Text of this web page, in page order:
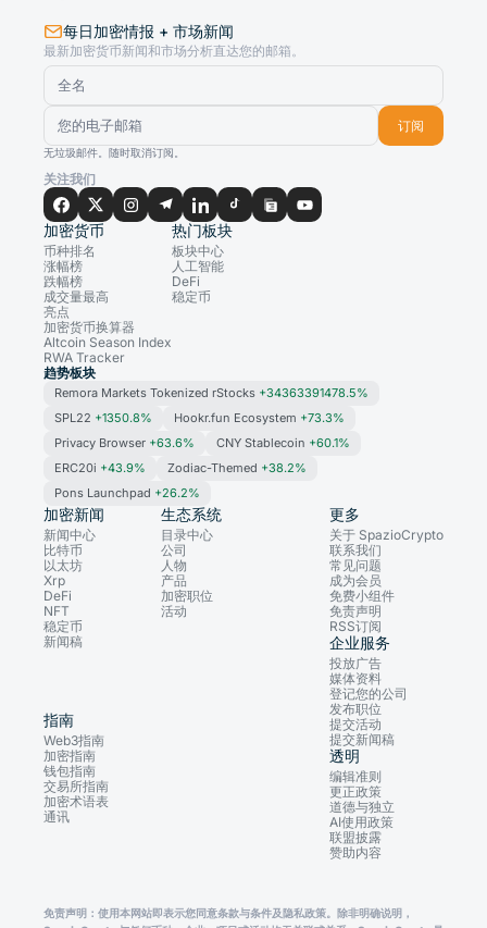
每日加密情报 + 市场新闻
最新加密货币新闻和市场分析直达您的邮箱。
订阅
无垃圾邮件。随时取消订阅。
关注我们
加密货币
币种排名
涨幅榜
跌幅榜
成交量最高
亮点
加密货币换算器
Altcoin Season Index
RWA Tracker
热门板块
板块中心
人工智能
DeFi
稳定币
趋势板块
Remora Markets Tokenized rStocks +34363391478.5%
SPL22 +1350.8% Hookr.fun Ecosystem +73.3%
Privacy Browser +63.6% CNY Stablecoin +60.1%
ERC20i +43.9% Zodiac-Themed +38.2%
Pons Launchpad +26.2%
加密新闻
新闻中心
比特币
以太坊
Xrp
DeFi
NFT
稳定币
新闻稿
生态系统
目录中心
公司
人物
产品
加密职位
活动
指南
Web3指南
加密指南
钱包指南
交易所指南
加密术语表
通讯
更多
关于 SpazioCrypto
联系我们
常见问题
成为会员
免费小组件
免责声明
RSS订阅
企业服务
投放广告
媒体资料
登记您的公司
发布职位
提交活动
提交新闻稿
透明
编辑准则
更正政策
道德与独立
AI使用政策
联盟披露
赞助内容
免责声明：使用本网站即表示您同意条款与条件及隐私政策。除非明确说明，